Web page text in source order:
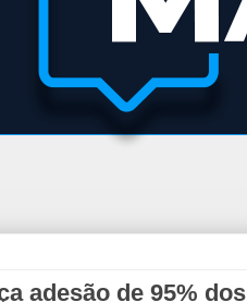
adesão de 95% dos